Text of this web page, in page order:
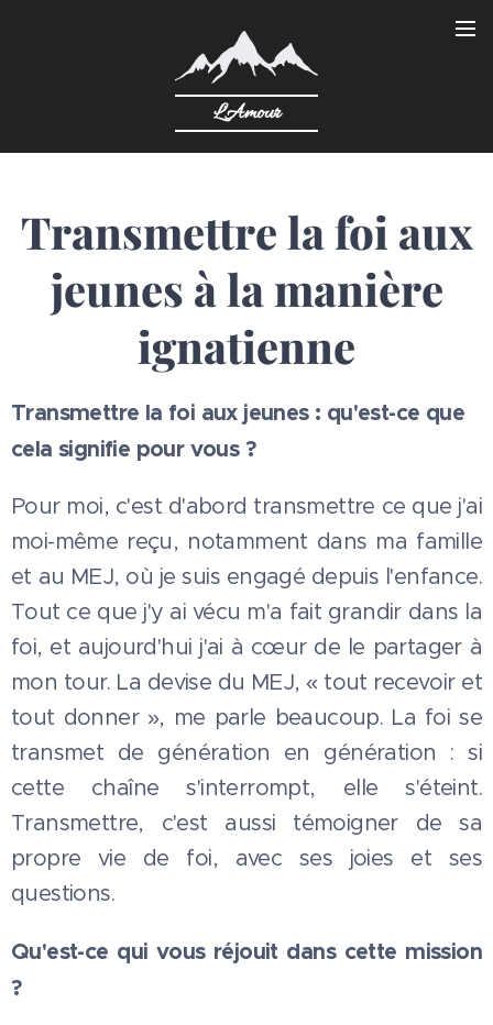
L'Amour
Transmettre la foi aux
jeunes à la manière
ignatienne
Transmettre la foi aux jeunes : qu'est-ce que
cela signifie pour vous ?
Pour moi, c'est d'abord transmettre ce que j'ai
moi-même reçu, notamment dans ma famille
et au MEJ, où je suis engagé depuis l'enfance.
Tout ce que j'y ai vécu m'a fait grandir dans la
foi, et aujourd'hui j'ai à cœur de le partager à
mon tour. La devise du MEJ, « tout recevoir et
tout donner », me parle beaucoup. La foi se
transmet de génération en génération : si
cette chaîne s'interrompt, elle s'éteint.
Transmettre, c'est aussi témoigner de sa
propre vie de foi, avec ses joies et ses
questions.
Qu'est-ce qui vous réjouit dans cette mission
?